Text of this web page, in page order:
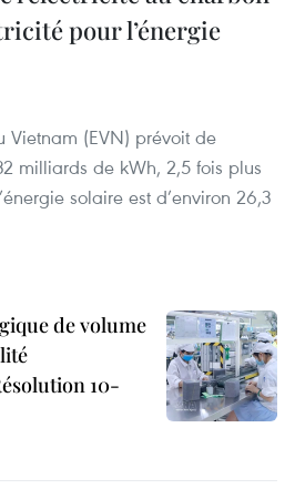
pour l’énergie
Vietnam (EVN) prévoit de
milliards de kWh, 2,5 fois plus
solaire est d’environ 26,3
de volume
10-